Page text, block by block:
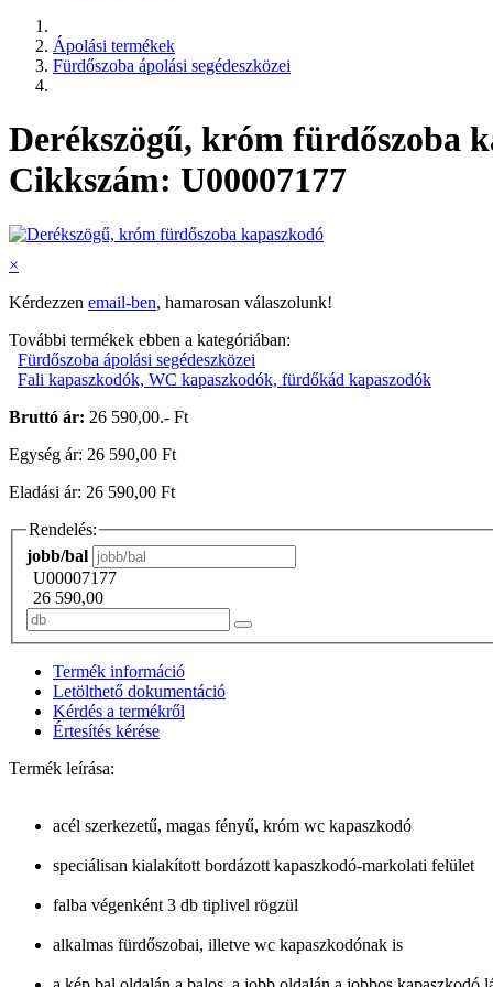
Ápolási termékek
Fürdőszoba ápolási segédeszközei
Derékszögű, króm fürdőszoba
Cikkszám: U00007177
×
Kérdezzen email-ben, hamarosan válaszolunk!
További termékek ebben a kategóriában:
Fürdőszoba ápolási segédeszközei
Fali kapaszkodók, WC kapaszkodók, fürdőkád kapaszodók
Bruttó ár: 26 590,00.- Ft
Egység ár: 26 590,00 Ft
Eladási ár: 26 590,00 Ft
Rendelés:
jobb/bal
U00007177
26 590,00
Termék információ
Letölthető dokumentáció
Kérdés a termékről
Értesítés kérése
Termék leírása:
acél szerkezetű, magas fényű, króm wc kapaszkodó
speciálisan kialakított bordázott kapaszkodó-markolati felület
falba végenként 3 db tiplivel rögzül
alkalmas fürdőszobai, illetve wc kapaszkodónak is